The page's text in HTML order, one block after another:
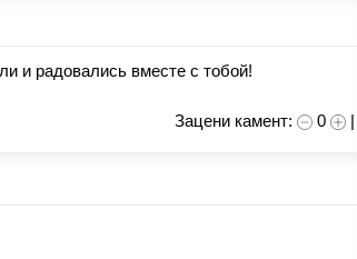
и радовались вместе с тобой!
Зацени камент: 0 |